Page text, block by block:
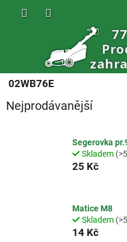
02WB76E
Nejprodávanější
Segerovka
Skladem
25 Kč
Matice M8
Skladem
14 Kč